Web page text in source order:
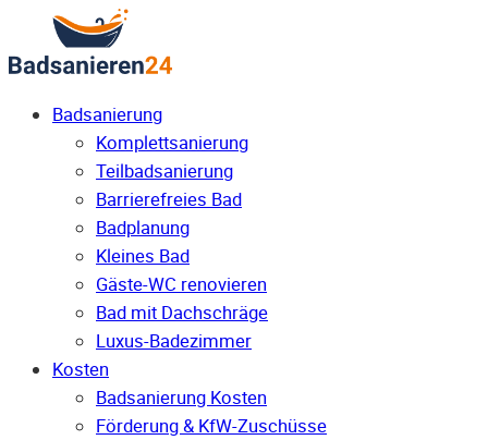
Badsanierung
Komplettsanierung
Teilbadsanierung
Barrierefreies Bad
Badplanung
Kleines Bad
Gäste-WC renovieren
Bad mit Dachschräge
Luxus-Badezimmer
Kosten
Badsanierung Kosten
Förderung & KfW-Zuschüsse